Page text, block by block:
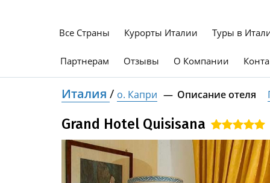
Все Страны Курорты Италии Туры в
Партнерам Отзывы О Компании
Италия / о. Капри Описание отеля
Grand Hotel Quisisana